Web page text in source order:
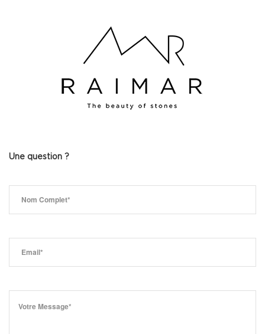
Une question ?